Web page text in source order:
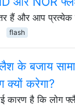
हैं और आप प्रत्येक
flash
के बजाय
क्यों करेगा?
कारण है कि लोग